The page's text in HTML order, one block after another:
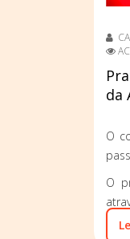
da
O
O
30